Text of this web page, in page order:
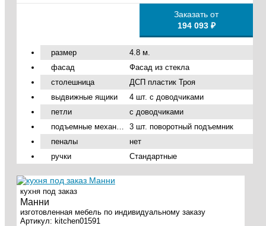
Заказать от
194 093 ₽
размер
4.8 м.
фасад
Фасад из стекла
столешница
ДСП пластик Троя
выдвижные ящики
4 шт. с доводчиками
петли
с доводчиками
3 шт. поворотный подъемник
пеналы
нет
ручки
Стандартные
кухня под заказ
Манни
изготовленная мебель по индивидуальному заказу
Артикул: kitchen01591